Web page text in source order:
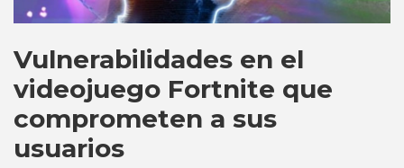
Vulnerabilidades en el
videojuego Fortnite que
comprometen a sus
usuarios